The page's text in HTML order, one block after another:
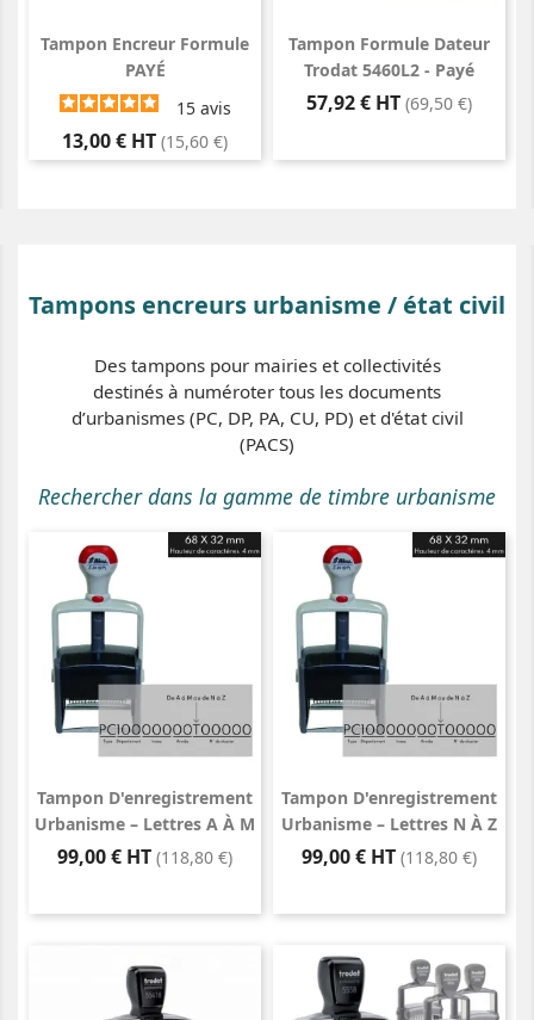
Tampon Encreur Formule
PAYÉ
15 avis
Prix
13,00 € HT (15,60 €)
Tampon Formule Dateur
Trodat 5460L2 - Payé
Prix
57,92 € HT (69,50 €)
Tampons encreurs urbanisme / état civil
Des tampons pour mairies et collectivités
destinés à numéroter tous les documents
d’urbanismes (PC, DP, PA, CU, PD) et d'état civil
(PACS)
Rechercher dans la gamme de timbre urbanisme
Tampon D'enregistrement
Urbanisme – Lettres A À M
Prix
99,00 € HT (118,80 €)
Tampon D'enregistrement
Urbanisme – Lettres N À Z
Prix
99,00 € HT (118,80 €)